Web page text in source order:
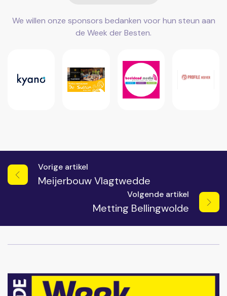
We willen onze sponsors bedanken voor hun steun aan
de Week der Besten.
Vorige artikel
Meijerbouw Vlagtwedde
Volgende artikel
Metting Bellingwolde